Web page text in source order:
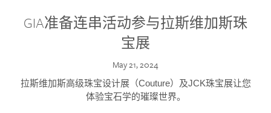
GIA准备连串活动参与拉斯维加斯珠
宝展
May 21, 2024
拉斯维加斯高级珠宝设计展（Couture）及JCK珠宝展让您
体验宝石学的璀璨世界。